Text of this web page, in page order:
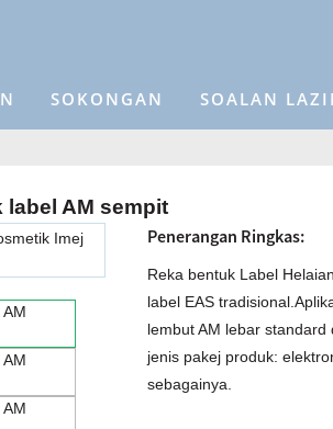
SOKONGAN SOALAN
label AM sempit
Penerangan Ringkas:
Reka bentuk Label
label EAS
lembut AM lebar
jenis pakej produk:
sebagainya.